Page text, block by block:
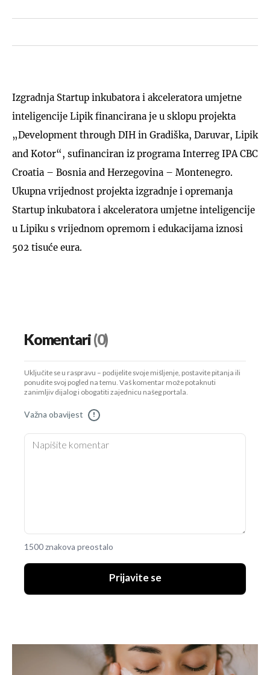
Izgradnja Startup inkubatora i akceleratora umjetne
inteligencije Lipik financirana je u sklopu projekta
„Development through DIH in Gradiška, Daruvar, Lipik
and Kotor“, sufinanciran iz programa Interreg IPA CBC
Croatia – Bosnia and Herzegovina – Montenegro.
Ukupna vrijednost projekta izgradnje i opremanja
Startup inkubatora i akceleratora umjetne inteligencije
u Lipiku s vrijednom opremom i edukacijama iznosi
502 tisuće eura.
Komentari(0)
Uključite se u raspravu – podijelite svoje mišljenje, postavite pitanja ili
ponudite svoj pogled na temu. Vaš komentar može potaknuti
zanimljiv dijalog i obogatiti zajednicu našeg portala.
Važna obavijest !
1500 znakova preostalo
Prijavite se